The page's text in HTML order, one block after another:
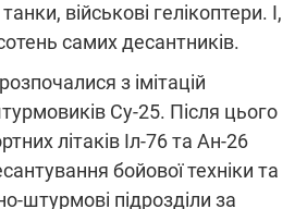
військові гелікоптери. І,
самих десантників.
з імітацій
Су-25. Після цього
літаків Іл-76 та Ан-26
бойової техніки та
штурмові підрозділи за